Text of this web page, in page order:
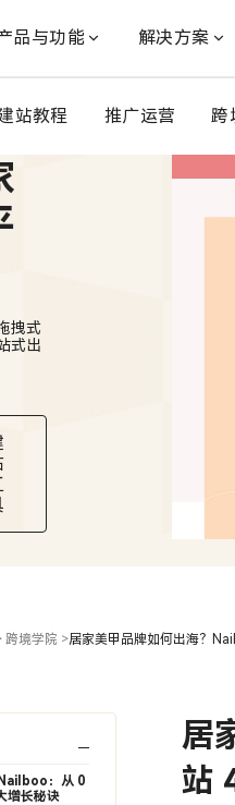
品与功能 解决方案
站教程 推广运营 跨
拽式
式出
跨境学院 >居家美甲品牌如何出海？
：从 0
增长秘诀
居
站